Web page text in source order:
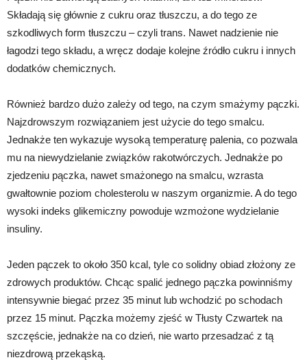
Składają się głównie z cukru oraz tłuszczu, a do tego ze
szkodliwych form tłuszczu – czyli trans. Nawet nadzienie nie
łagodzi tego składu, a wręcz dodaje kolejne źródło cukru i innych
dodatków chemicznych.
Również bardzo dużo zależy od tego, na czym smażymy pączki.
Najzdrowszym rozwiązaniem jest użycie do tego smalcu.
Jednakże ten wykazuje wysoką temperaturę palenia, co pozwala
mu na niewydzielanie związków rakotwórczych. Jednakże po
zjedzeniu pączka, nawet smażonego na smalcu, wzrasta
gwałtownie poziom cholesterolu w naszym organizmie. A do tego
wysoki indeks glikemiczny powoduje wzmożone wydzielanie
insuliny.
Jeden pączek to około 350 kcal, tyle co solidny obiad złożony ze
zdrowych produktów. Chcąc spalić jednego pączka powinniśmy
intensywnie biegać przez 35 minut lub wchodzić po schodach
przez 15 minut. Pączka możemy zjeść w Tłusty Czwartek na
szczęście, jednakże na co dzień, nie warto przesadzać z tą
niezdrową przekąską.